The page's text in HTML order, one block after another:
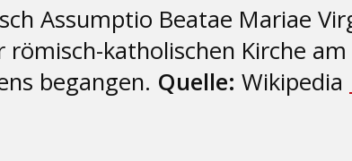
Assumptio Beatae Mariae
katholischen Kirche
begangen. Quelle: Wikipedia